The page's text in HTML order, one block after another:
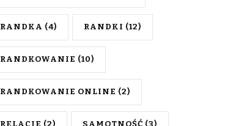
RANDKA (4) RANDKI (12)
RANDKOWANIE (10)
RANDKOWANIE ONLINE (2)